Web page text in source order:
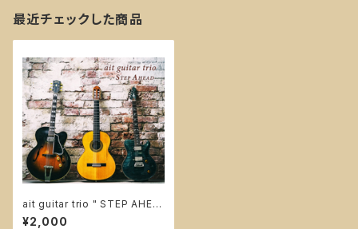
最近チェックした商品
ait guitar trio " STEP AHEA
D "
¥2,000